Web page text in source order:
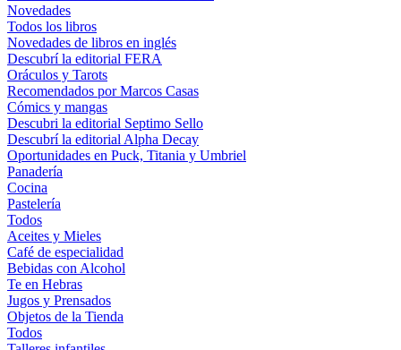
Novedades
Todos los libros
Novedades de libros en inglés
Descubrí la editorial FERA
Oráculos y Tarots
Recomendados por Marcos Casas
Cómics y mangas
Descubri la editorial Septimo Sello
Descubrí la editorial Alpha Decay
Oportunidades en Puck, Titania y Umbriel
Panadería
Cocina
Pastelería
Todos
Aceites y Mieles
Café de especialidad
Bebidas con Alcohol
Te en Hebras
Jugos y Prensados
Objetos de la Tienda
Todos